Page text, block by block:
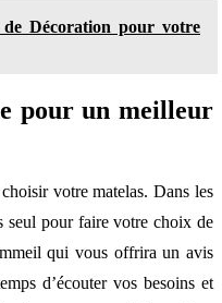
Décoration pour votre
pour un meilleur
votre matelas. Dans les
seul pour faire votre choix de
qui vous offrira un avis
d’écouter vos besoins et